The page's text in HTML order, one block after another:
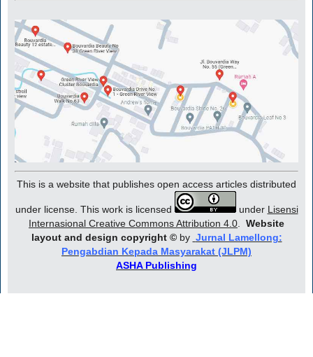
This is a website that publishes open access articles distributed
under license. This work is licensed under Lisensi
Internasional Creative Commons Attribution 4.0
Website
layout and design copyright© by Jurnal Lamellong:
Pengabdian Kepada Masyarakat (JLPM)
ASHA Publishing